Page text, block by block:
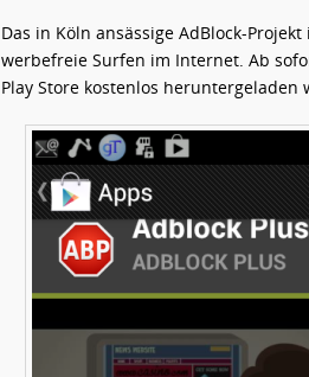
Das in Köln ansässige AdBlock-
werbefreie Surfen im Internet. Ab
Play Store kostenlos heruntergeladen